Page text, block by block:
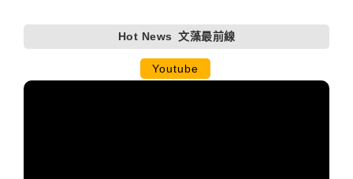
重的氛圍中進行，不僅凝聚團隊向心力，也為新學年度校務發
展注入嶄新動能。
Hot News 文藻最前線
Youtube